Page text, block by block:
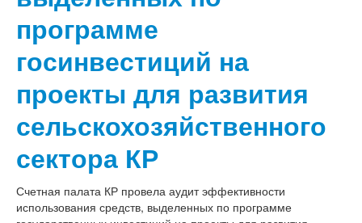
программе
госинвестиций на
проекты для развития
сельскохозяйственного
сектора КР
Счетная палата КР провела аудит эффективности
использования средств, выделенных по программе